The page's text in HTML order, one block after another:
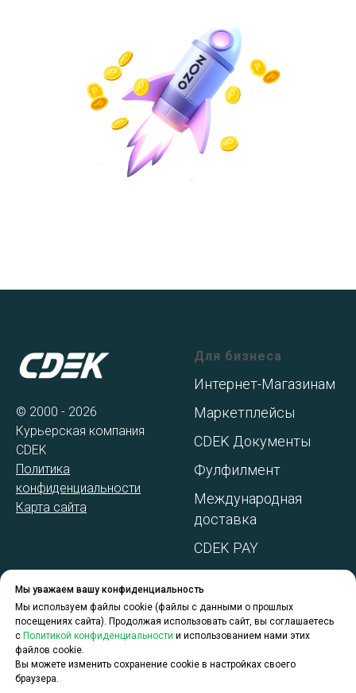
Мы уважаем вашу конфиденциальность
Мы используем файлы cookie (файлы с данными о прошлых
посещениях сайта). Продолжая использовать сайт, вы соглашаетесь
с Политикой конфиденциальности и использованием нами этих
файлов cookie.
Вы можете изменить сохранение cookie в настройках своего
браузера.
© 2000 - 2026
Курьерская компания
CDEK
Политика
конфиденциальности
Карта сайта
Для бизнеса
Интернет-Магазинам
Маркетплейсы
CDEK Документы
Фулфилмент
Международная
доставка
CDEK PAY
Полезное
Все о маркетплейсах
Официальный сайт
CDEK находится
здесь
КОНТАКТЫ
Отдел
сопровождения